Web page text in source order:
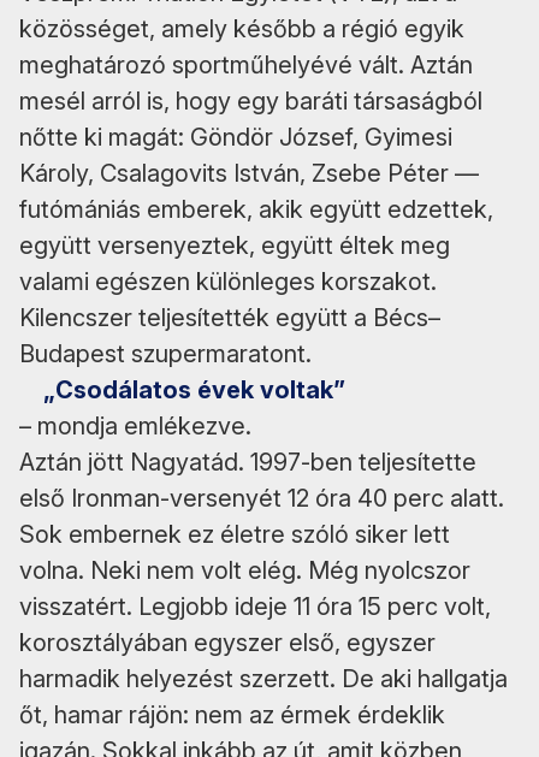
közösséget, amely később a régió egyik
meghatározó sportműhelyévé vált. Aztán
mesél arról is, hogy egy baráti társaságból
nőtte ki magát: Göndör József, Gyimesi
Károly, Csalagovits István, Zsebe Péter —
futómániás emberek, akik együtt edzettek,
együtt versenyeztek, együtt éltek meg
valami egészen különleges korszakot.
Kilencszer teljesítették együtt a Bécs–
Budapest szupermaratont.
„Csodálatos évek voltak”
– mondja emlékezve.
Aztán jött Nagyatád. 1997-ben teljesítette
első Ironman-versenyét 12 óra 40 perc alatt.
Sok embernek ez életre szóló siker lett
volna. Neki nem volt elég. Még nyolcszor
visszatért. Legjobb ideje 11 óra 15 perc volt,
korosztályában egyszer első, egyszer
harmadik helyezést szerzett. De aki hallgatja
őt, hamar rájön: nem az érmek érdeklik
igazán. Sokkal inkább az út, amit közben